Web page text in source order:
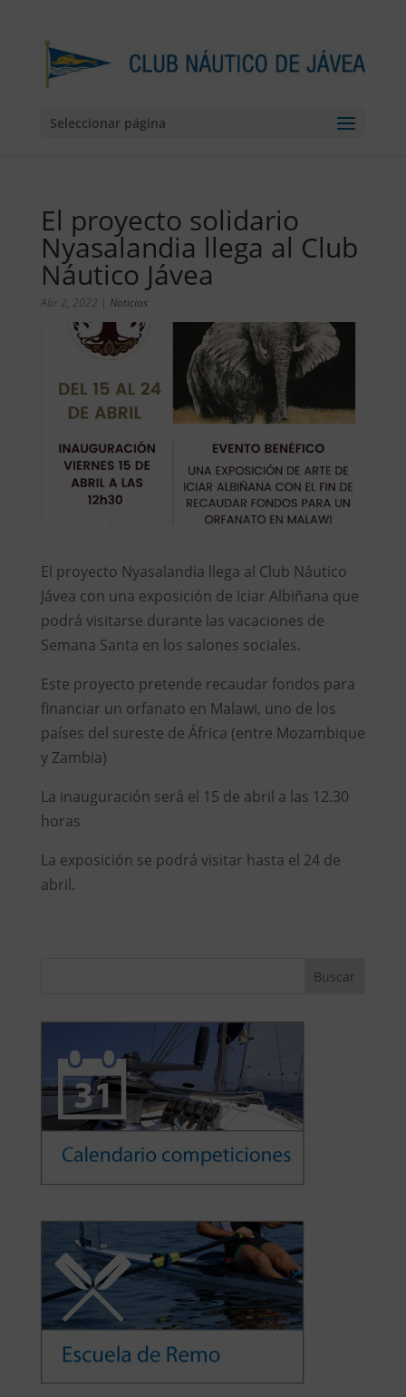
Seleccionar página
El proyecto solidario
Nyasalandia llega al Club
Náutico Jávea
Abr 2, 2022 | Noticias
El proyecto Nyasalandia llega al Club Náutico
Jávea con una exposición de Iciar Albiñana que
podrá visitarse durante las vacaciones de
Semana Santa en los salones sociales.
Este proyecto pretende recaudar fondos para
financiar un orfanato en Malawi, uno de los
países del sureste de África (entre Mozambique
y Zambia)
La inauguración será el 15 de abril a las 12.30
horas
La exposición se podrá visitar hasta el 24 de
abril.